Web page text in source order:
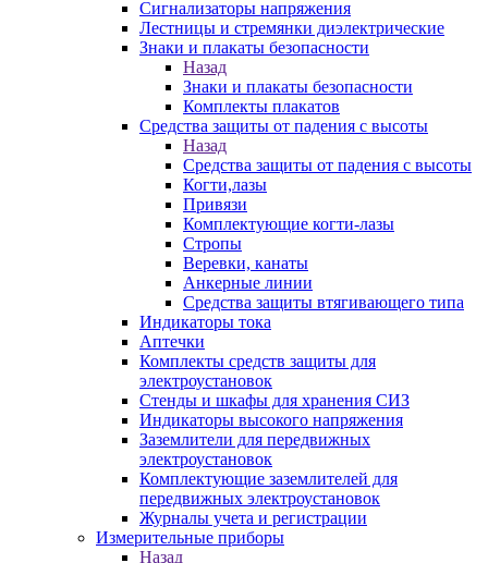
Сигнализаторы напряжения
Лестницы и стремянки диэлектрические
Знаки и плакаты безопасности
Назад
Знаки и плакаты безопасности
Комплекты плакатов
Средства защиты от падения с высоты
Назад
Средства защиты от падения с высоты
Когти,лазы
Привязи
Комплектующие когти-лазы
Стропы
Веревки, канаты
Анкерные линии
Средства защиты втягивающего типа
Индикаторы тока
Аптечки
Комплекты средств защиты для
электроустановок
Стенды и шкафы для хранения СИЗ
Индикаторы высокого напряжения
Заземлители для передвижных
электроустановок
Комплектующие заземлителей для
передвижных электроустановок
Журналы учета и регистрации
Измерительные приборы
Назад